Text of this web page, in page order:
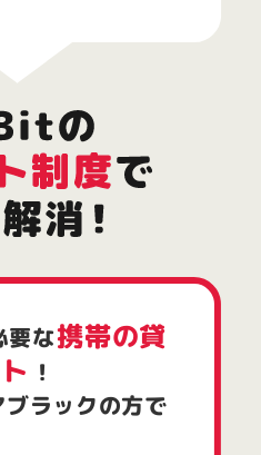
要な携帯の貸
！
ラックの方で